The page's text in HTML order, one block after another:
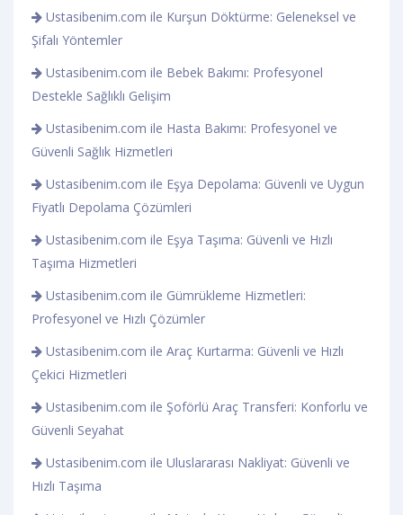
Ustasibenim.com ile Kurşun Döktürme: Geleneksel ve
Şifalı Yöntemler
Ustasibenim.com ile Bebek Bakımı: Profesyonel
Destekle Sağlıklı Gelişim
Ustasibenim.com ile Hasta Bakımı: Profesyonel ve
Güvenli Sağlık Hizmetleri
Ustasibenim.com ile Eşya Depolama: Güvenli ve Uygun
Fiyatlı Depolama Çözümleri
Ustasibenim.com ile Eşya Taşıma: Güvenli ve Hızlı
Taşıma Hizmetleri
Ustasibenim.com ile Gümrükleme Hizmetleri:
Profesyonel ve Hızlı Çözümler
Ustasibenim.com ile Araç Kurtarma: Güvenli ve Hızlı
Çekici Hizmetleri
Ustasibenim.com ile Şoförlü Araç Transferi: Konforlu ve
Güvenli Seyahat
Ustasibenim.com ile Uluslararası Nakliyat: Güvenli ve
Hızlı Taşıma